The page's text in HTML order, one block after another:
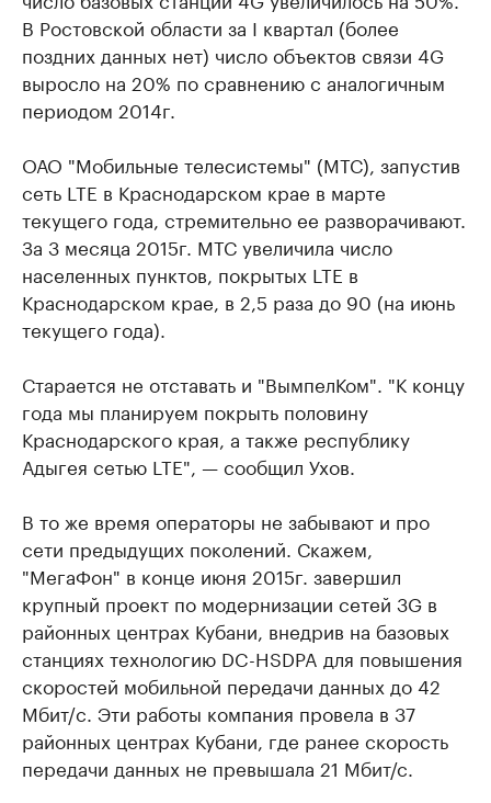
В Ростовской области за I квартал (более
поздних данных нет) число объектов связи 4G
выросло на 20% по сравнению с аналогичным
периодом 2014г.
ОАО "Мобильные телесистемы" (МТС), запустив
сеть LTE в Краснодарском крае в марте
текущего года, стремительно ее разворачивают.
За 3 месяца 2015г. МТС увеличила число
населенных пунктов, покрытых LTE в
Краснодарском крае, в 2,5 раза до 90 (на июнь
текущего года).
Старается не отставать и "ВымпелКом". "К концу
года мы планируем покрыть половину
Краснодарского края, а также республику
Адыгея сетью LTE", — сообщил Ухов.
В то же время операторы не забывают и про
сети предыдущих поколений. Скажем,
"МегаФон" в конце июня 2015г. завершил
крупный проект по модернизации сетей 3G в
районных центрах Кубани, внедрив на базовых
станциях технологию DC-HSDPA для повышения
скоростей мобильной передачи данных до 42
Мбит/c. Эти работы компания провела в 37
районных центрах Кубани, где ранее скорость
передачи данных не превышала 21 Мбит/с.